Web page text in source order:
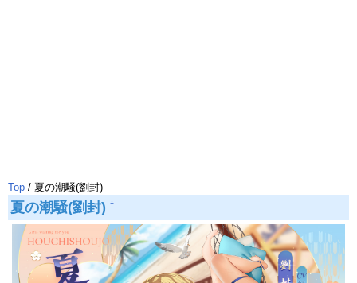
Top / 夏の潮騒(劉封)
夏の潮騒(劉封) †